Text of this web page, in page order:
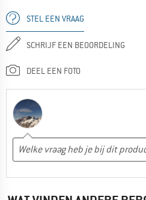
STEL EEN VRAAG
SCHRIJF EEN BEOORDELING
DEEL EEN FOTO